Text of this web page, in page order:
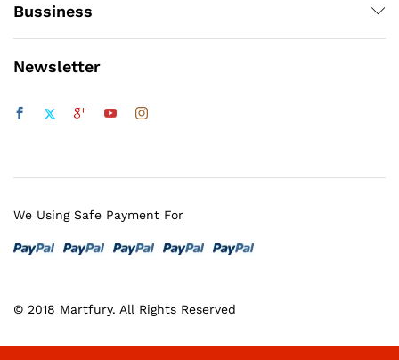
Bussiness
Newsletter
© 2018 Martfury. All Rights Reserved
We Using Safe Payment For